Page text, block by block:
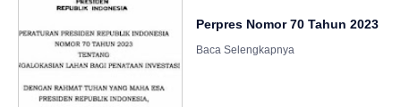
Perpres Nomor 70 Tahun 2023